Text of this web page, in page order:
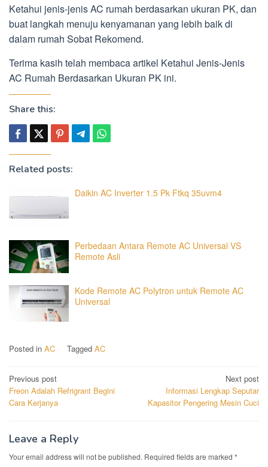
Ketahui jenis-jenis AC rumah berdasarkan ukuran PK, dan
buat langkah menuju kenyamanan yang lebih baik di
dalam rumah Sobat Rekomend.
Terima kasih telah membaca artikel Ketahui Jenis-Jenis
AC Rumah Berdasarkan Ukuran PK ini.
Share this:
Related posts:
Daikin AC Inverter 1.5 Pk Ftkq 35uvm4
Perbedaan Antara Remote AC Universal VS
Remote Asli
Kode Remote AC Polytron untuk Remote AC
Universal
Posted in AC Tagged AC
Post
navigation
Previous post
Freon Adalah Refrigrant Begini
Cara Kerjanya
Next post
Informasi Lengkap Seputar
Kapasitor Pengering Mesin Cuci
Leave a Reply
Your email address will not be published. Required fields are marked *